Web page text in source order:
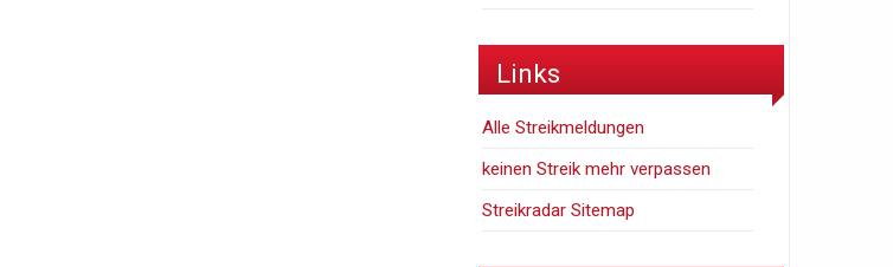
Links
Alle Streikmeldungen
keinen Streik mehr verpassen
Streikradar Sitemap